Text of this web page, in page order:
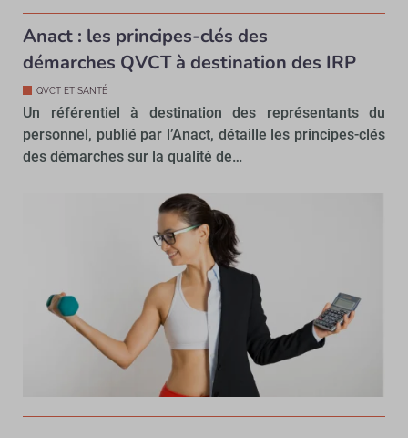
Anact : les principes-clés des
démarches QVCT à destination des IRP
QVCT ET SANTÉ
Un référentiel à destination des représentants du
personnel, publié par l’Anact, détaille les principes-clés
des démarches sur la qualité de…